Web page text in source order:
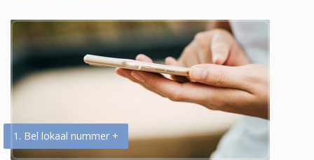
1. Bel lokaal nummer +